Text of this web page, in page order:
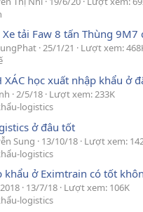
Xe tải Faw 8 tấn Thùng 9M7
25/1/21
Lượt xem:
XÁC học xuất nhập khẩu ở
2/5/18 Lượt xem: 233K
logistics
ở đâu tốt
Sung 13/10/18 Lượt xem:
logistics
khẩu ở Eximtrain có tốt
13/7/18 Lượt xem: 106K
logistics